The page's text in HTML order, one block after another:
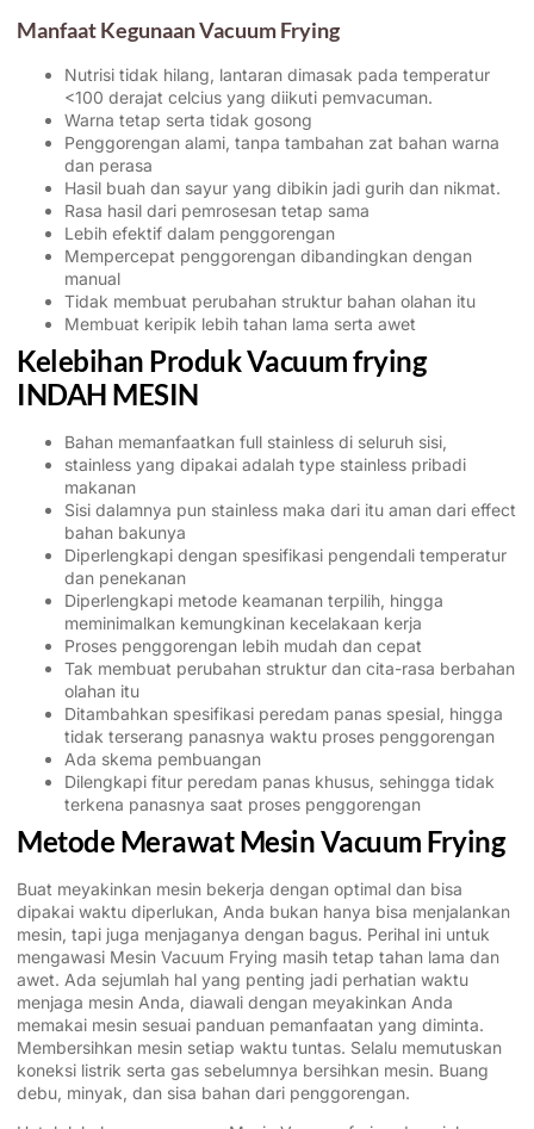
Manfaat Kegunaan Vacuum Frying
Nutrisi tidak hilang, lantaran dimasak pada temperatur
<100 derajat celcius yang diikuti pemvacuman.
Warna tetap serta tidak gosong
Penggorengan alami, tanpa tambahan zat bahan warna
dan perasa
Hasil buah dan sayur yang dibikin jadi gurih dan nikmat.
Rasa hasil dari pemrosesan tetap sama
Lebih efektif dalam penggorengan
Mempercepat penggorengan dibandingkan dengan
manual
Tidak membuat perubahan struktur bahan olahan itu
Membuat keripik lebih tahan lama serta awet
Kelebihan Produk Vacuum frying
INDAH MESIN
Bahan memanfaatkan full stainless di seluruh sisi,
stainless yang dipakai adalah type stainless pribadi
makanan
Sisi dalamnya pun stainless maka dari itu aman dari effect
bahan bakunya
Diperlengkapi dengan spesifikasi pengendali temperatur
dan penekanan
Diperlengkapi metode keamanan terpilih, hingga
meminimalkan kemungkinan kecelakaan kerja
Proses penggorengan lebih mudah dan cepat
Tak membuat perubahan struktur dan cita-rasa berbahan
olahan itu
Ditambahkan spesifikasi peredam panas spesial, hingga
tidak terserang panasnya waktu proses penggorengan
Ada skema pembuangan
Dilengkapi fitur peredam panas khusus, sehingga tidak
terkena panasnya saat proses penggorengan
Metode Merawat Mesin Vacuum Frying
Buat meyakinkan mesin bekerja dengan optimal dan bisa
dipakai waktu diperlukan, Anda bukan hanya bisa menjalankan
mesin, tapi juga menjaganya dengan bagus. Perihal ini untuk
mengawasi Mesin Vacuum Frying masih tetap tahan lama dan
awet. Ada sejumlah hal yang penting jadi perhatian waktu
menjaga mesin Anda, diawali dengan meyakinkan Anda
memakai mesin sesuai panduan pemanfaatan yang diminta.
Membersihkan mesin setiap waktu tuntas. Selalu memutuskan
koneksi listrik serta gas sebelumnya bersihkan mesin. Buang
debu, minyak, dan sisa bahan dari penggorengan.